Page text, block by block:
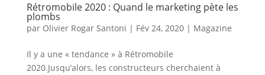
Rétromobile 2020 : Quand le marketing pète les
plombs
par Olivier Rogar Santoni | Fév 24, 2020| Magazine
Il y a une « tendance » à Rétromobile
2020.Jusqu’alors, les constructeurs cherchaient à